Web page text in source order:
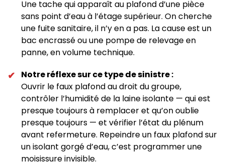
Une tache qui apparaît au plafond d’une pièce
sans point d’eau à l’étage supérieur. On cherche
une fuite sanitaire, il n’y en a pas. La cause est un
bac encrassé ou une pompe de relevage en
panne, en volume technique.
✔
Notre réflexe sur ce type de sinistre :
Ouvrir le faux plafond au droit du groupe,
contrôler l’humidité de la laine isolante — qui est
presque toujours à remplacer et qu’on oublie
presque toujours — et vérifier l’état du plénum
avant refermeture. Repeindre un faux plafond sur
un isolant gorgé d’eau, c’est programmer une
moisissure invisible.